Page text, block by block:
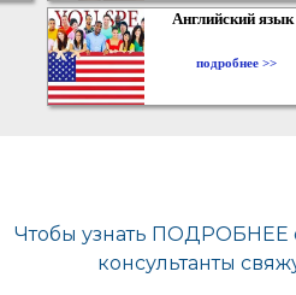
Английский язык
подробнее >>